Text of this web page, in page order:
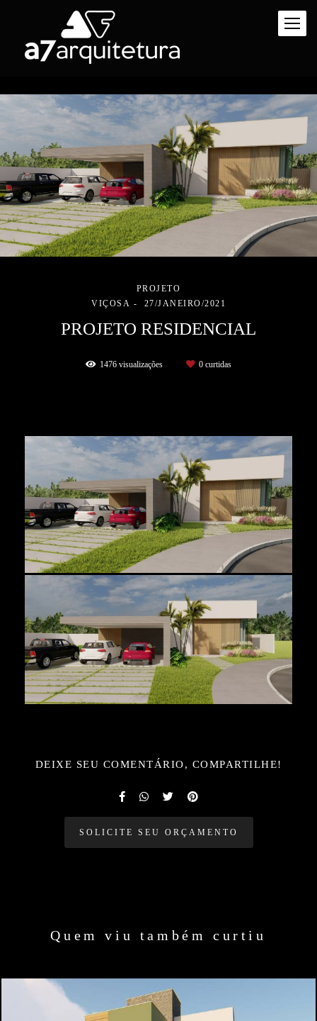
PROJETO
VIÇOSA
27/JANEIRO/2021
PROJETO RESIDENCIAL
1476 visualizações 0 curtidas
DEIXE SEU COMENTÁRIO, COMPARTILHE!
SOLICITE SEU ORÇAMENTO
Quem viu também curtiu